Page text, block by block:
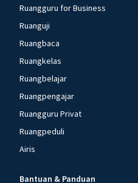
Ruangguru for Business
Ruanguji
Ruangbaca
Ruangkelas
Ruangbelajar
Ruangpengajar
Ruangguru Privat
Ruangpeduli
Airis
Bantuan & Panduan